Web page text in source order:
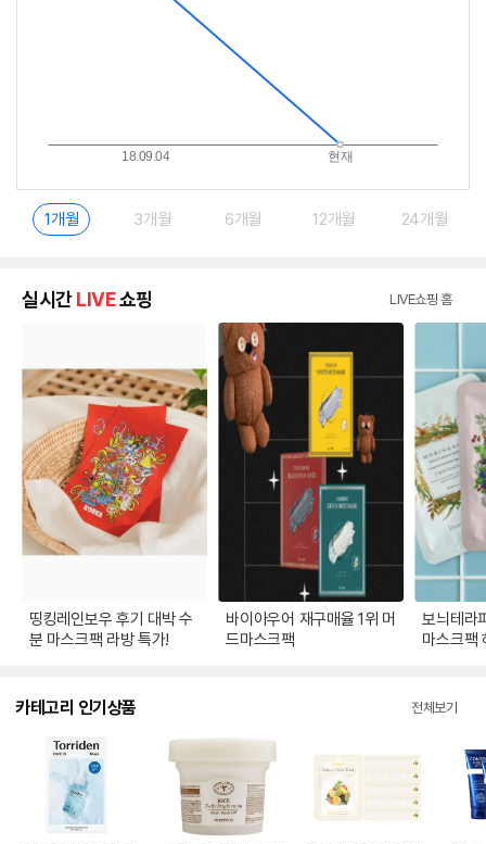
1개월 3개월 6개월 12개월 24개월
실시간LIVE쇼핑 LIVE쇼핑 홈
띵킹레인보우 후기 대박 수
분 마스크팩 라방 특가!
바이아우어 재구매율 1위 머
드마스크팩
보늬테라
마스크팩
카테고리 인기상품 전체보기